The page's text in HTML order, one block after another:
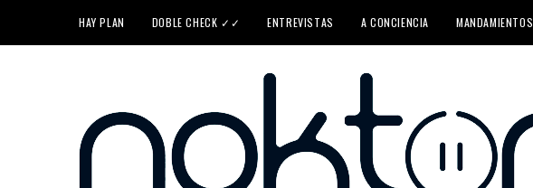
HAY PLAN DOBLE CHECK ✓✓ ENTREVISTAS A CONCIENCIA MANDAMIENTOS